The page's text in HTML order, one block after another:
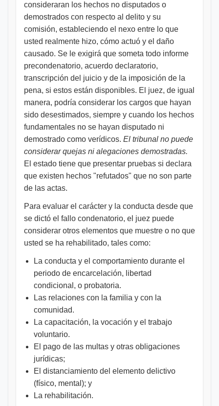
consideraran los hechos no disputados o
demostrados con respecto al delito y su
comisión, estableciendo el nexo entre lo que
usted realmente hizo, cómo actuó y el daño
causado. Se le exigirá que someta todo informe
precondenatorio, acuerdo declaratorio,
transcripción del juicio y de la imposición de la
pena, si estos están disponibles. El juez, de igual
manera, podría considerar los cargos que hayan
sido desestimados, siempre y cuando los hechos
fundamentales no se hayan disputado ni
demostrado como verídicos. El tribunal no puede
considerar quejas ni alegaciones demostradas.
El estado tiene que presentar pruebas si declara
que existen hechos "refutados" que no son parte
de las actas.
Para evaluar el carácter y la conducta desde que
se dictó el fallo condenatorio, el juez puede
considerar otros elementos que muestre o no que
usted se ha rehabilitado, tales como:
La conducta y el comportamiento durante el
periodo de encarcelación, libertad
condicional, o probatoria.
Las relaciones con la familia y con la
comunidad.
La capacitación, la vocación y el trabajo
voluntario.
El pago de las multas y otras obligaciones
jurídicas;
El distanciamiento del elemento delictivo
(físico, mental); y
La rehabilitación.